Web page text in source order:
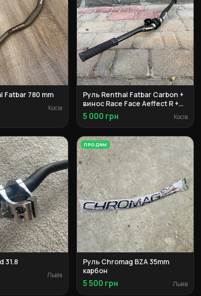
Fatbar 780 mm
Косів
Руль Renthal Fatbar Carbon +
винос Race Face Aeffect R +
грипси SDG
5 000 грн Косів
31.8
Львів
ПРОДАМ
Руль Chromag BZA 35mm
карбон
5 500 грн Львів